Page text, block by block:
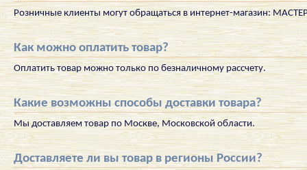
Розничные клиенты могут обращаться в интернет-магазин:
Как можно оплатить товар?
Оплатить товар можно только по безналичному рассчету.
Какие возможны способы доставки товара?
Мы доставляем товар по Москве, Московской области.
Доставляете ли вы товар в регионы России?